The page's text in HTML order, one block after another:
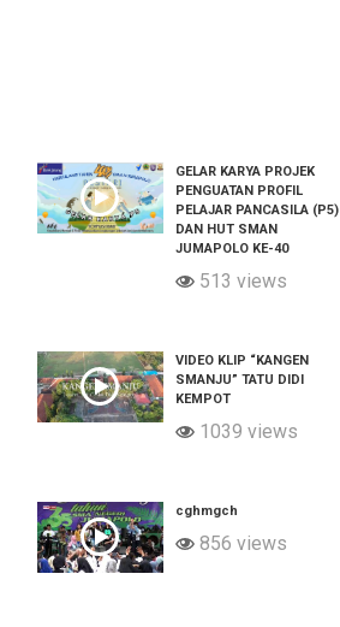
GELAR KARYA PROJEK
PENGUATAN PROFIL
PELAJAR PANCASILA (P5)
DAN HUT SMAN
JUMAPOLO KE-40
513 views
VIDEO KLIP “KANGEN
SMANJU” TATU DIDI
KEMPOT
1039 views
cghmgch
856 views